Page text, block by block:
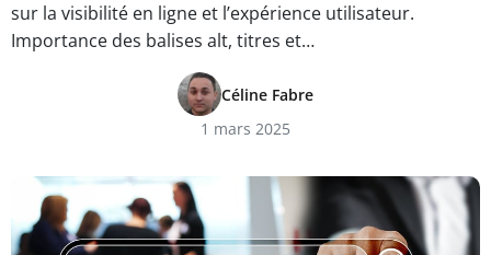
sur la visibilité en ligne et l’expérience utilisateur.
Importance des balises alt, titres et…
Céline Fabre
1 mars 2025